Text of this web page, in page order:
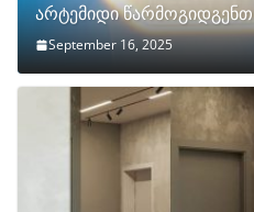
არტემიდი წარმოგიდგენთ
September 16, 2025